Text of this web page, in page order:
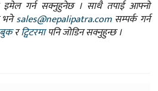
गर्न सक्नुहुनेछ । साथै तपाई आफ्नो
भनेsales@nepalipatra.comसम्पर्क गर्न
रट्विटरमापनि जोडिन सक्नुहुन्छ ।